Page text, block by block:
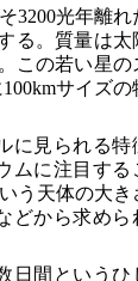
3200光年離れ
る。質量は太
この若い星の
サイズの
に見られる特
ムに注目する
う天体の大き
どから求めら
日間というひ